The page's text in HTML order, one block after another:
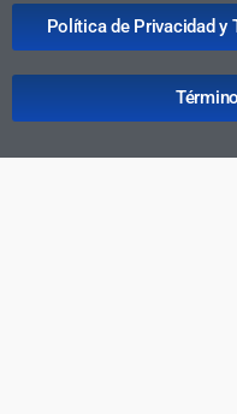
Política de Privacidad y